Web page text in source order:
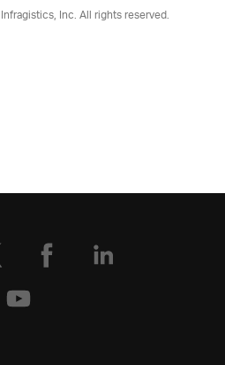
Infragistics, Inc. All rights reserved.